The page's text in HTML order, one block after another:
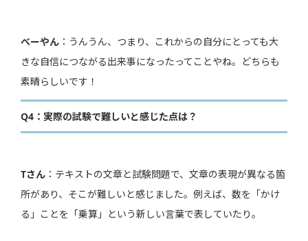
べーやん ：うんうん、つまり、これからの自分にとっても大
きな自信につながる出来事になったってことやね。どちらも
素晴らしいです！
Q4：実際の試験で難しいと感じた点は？
Tさん ：テキストの文章と試験問題で、文章の表現が異なる箇
所があり、そこが難しいと感じました。例えば、数を「かけ
る」ことを「乗算」という新しい言葉で表していたり。